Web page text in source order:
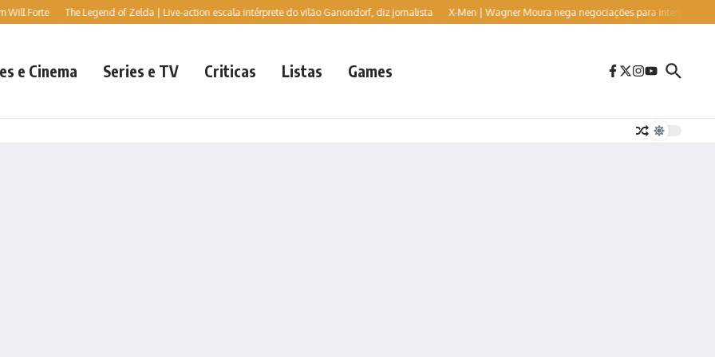
Forte The Legend of Zelda | Live-action escala intérprete do vilão Ganondorf, diz jornalista X-Men | Wagner Moura nega negociações para interpretar o
e Cinema Series e TV Criticas Listas Games